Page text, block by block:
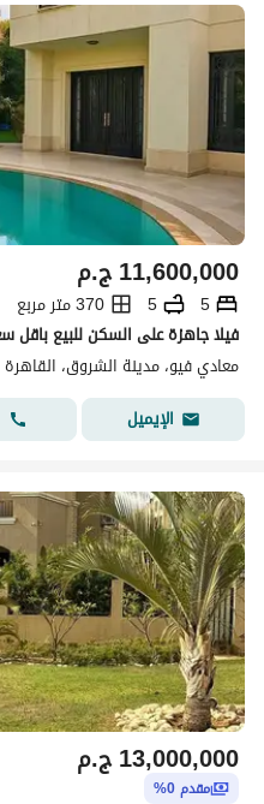
ج.م11,600,000
5
5
370 متر مربع
فيلا جاهزة على السكن للبيع باقل
معادي فيو، مدينة الشروق، القاهرة
الإيميل
ج.م13,000,000
مقدم 0%